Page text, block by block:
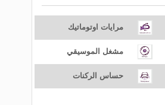
مرايات اوتوماتيك
مشغل الموسيقي
حساس الركنات